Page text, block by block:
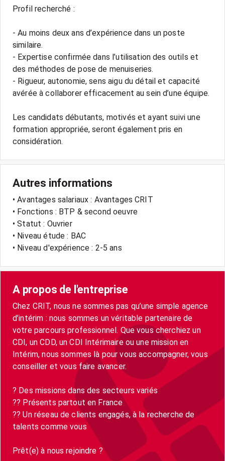
Profil recherché :
- Au moins deux ans d’expérience dans un poste
similaire.
- Expertise confirmée dans l’utilisation des outils et
des méthodes de pose de menuiseries.
- Rigueur, autonomie, sens aigu du détail et capacité
avérée à collaborer efficacement au sein d’une équipe.
Les candidats débutants, motivés et ayant suivi une
formation appropriée, seront également pris en
considération.
Autres informations
• Avantages salariaux : Avantages CRIT
• Fonctions : BTP & second oeuvre
• Statut : Ouvrier
• Niveau étude : BAC
• Niveau d'expérience : 2-5 ans
A propos de l'entreprise
Chez CRIT, nous ne sommes pas qu’une simple agence
d’intérim : nous sommes un véritable partenaire de
votre parcours professionnel. Que vous cherchiez un
CDI, un CDD, un CDI Intérimaire ou une mission en
Intérim, nous sommes là pour vous accompagner, vous
conseiller et vous faire avancer.
? Des missions dans des secteurs variés
?? Présents partout en France
?? Un réseau de clients engagés, à la recherche de
talents comme vous
Prêt(e) à nous rejoindre ?